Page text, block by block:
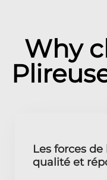
Why
Les forces
qualité et